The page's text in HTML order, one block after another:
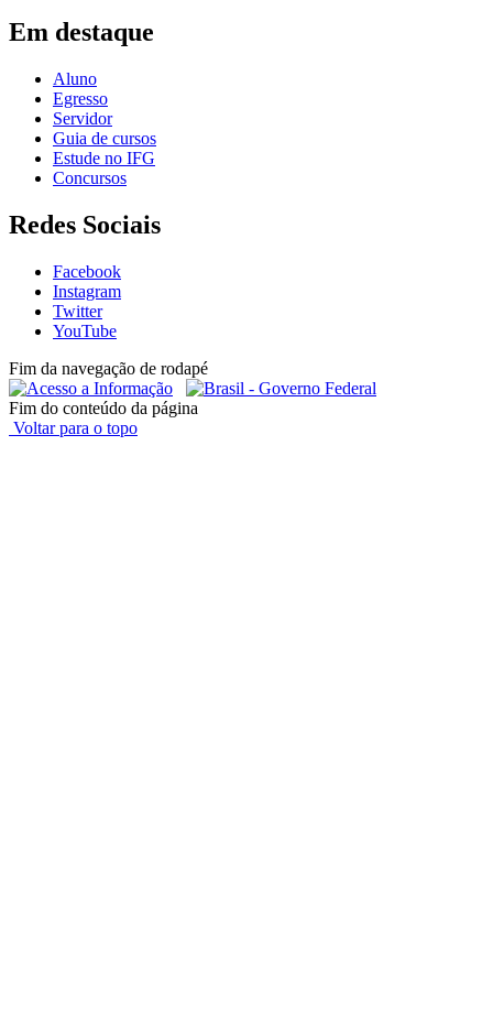
Em destaque
Aluno
Egresso
Servidor
Guia de cursos
Estude no IFG
Concursos
Redes Sociais
Facebook
Instagram
Twitter
YouTube
Fim da navegação de rodapé
Fim do conteúdo da página
Voltar para o topo